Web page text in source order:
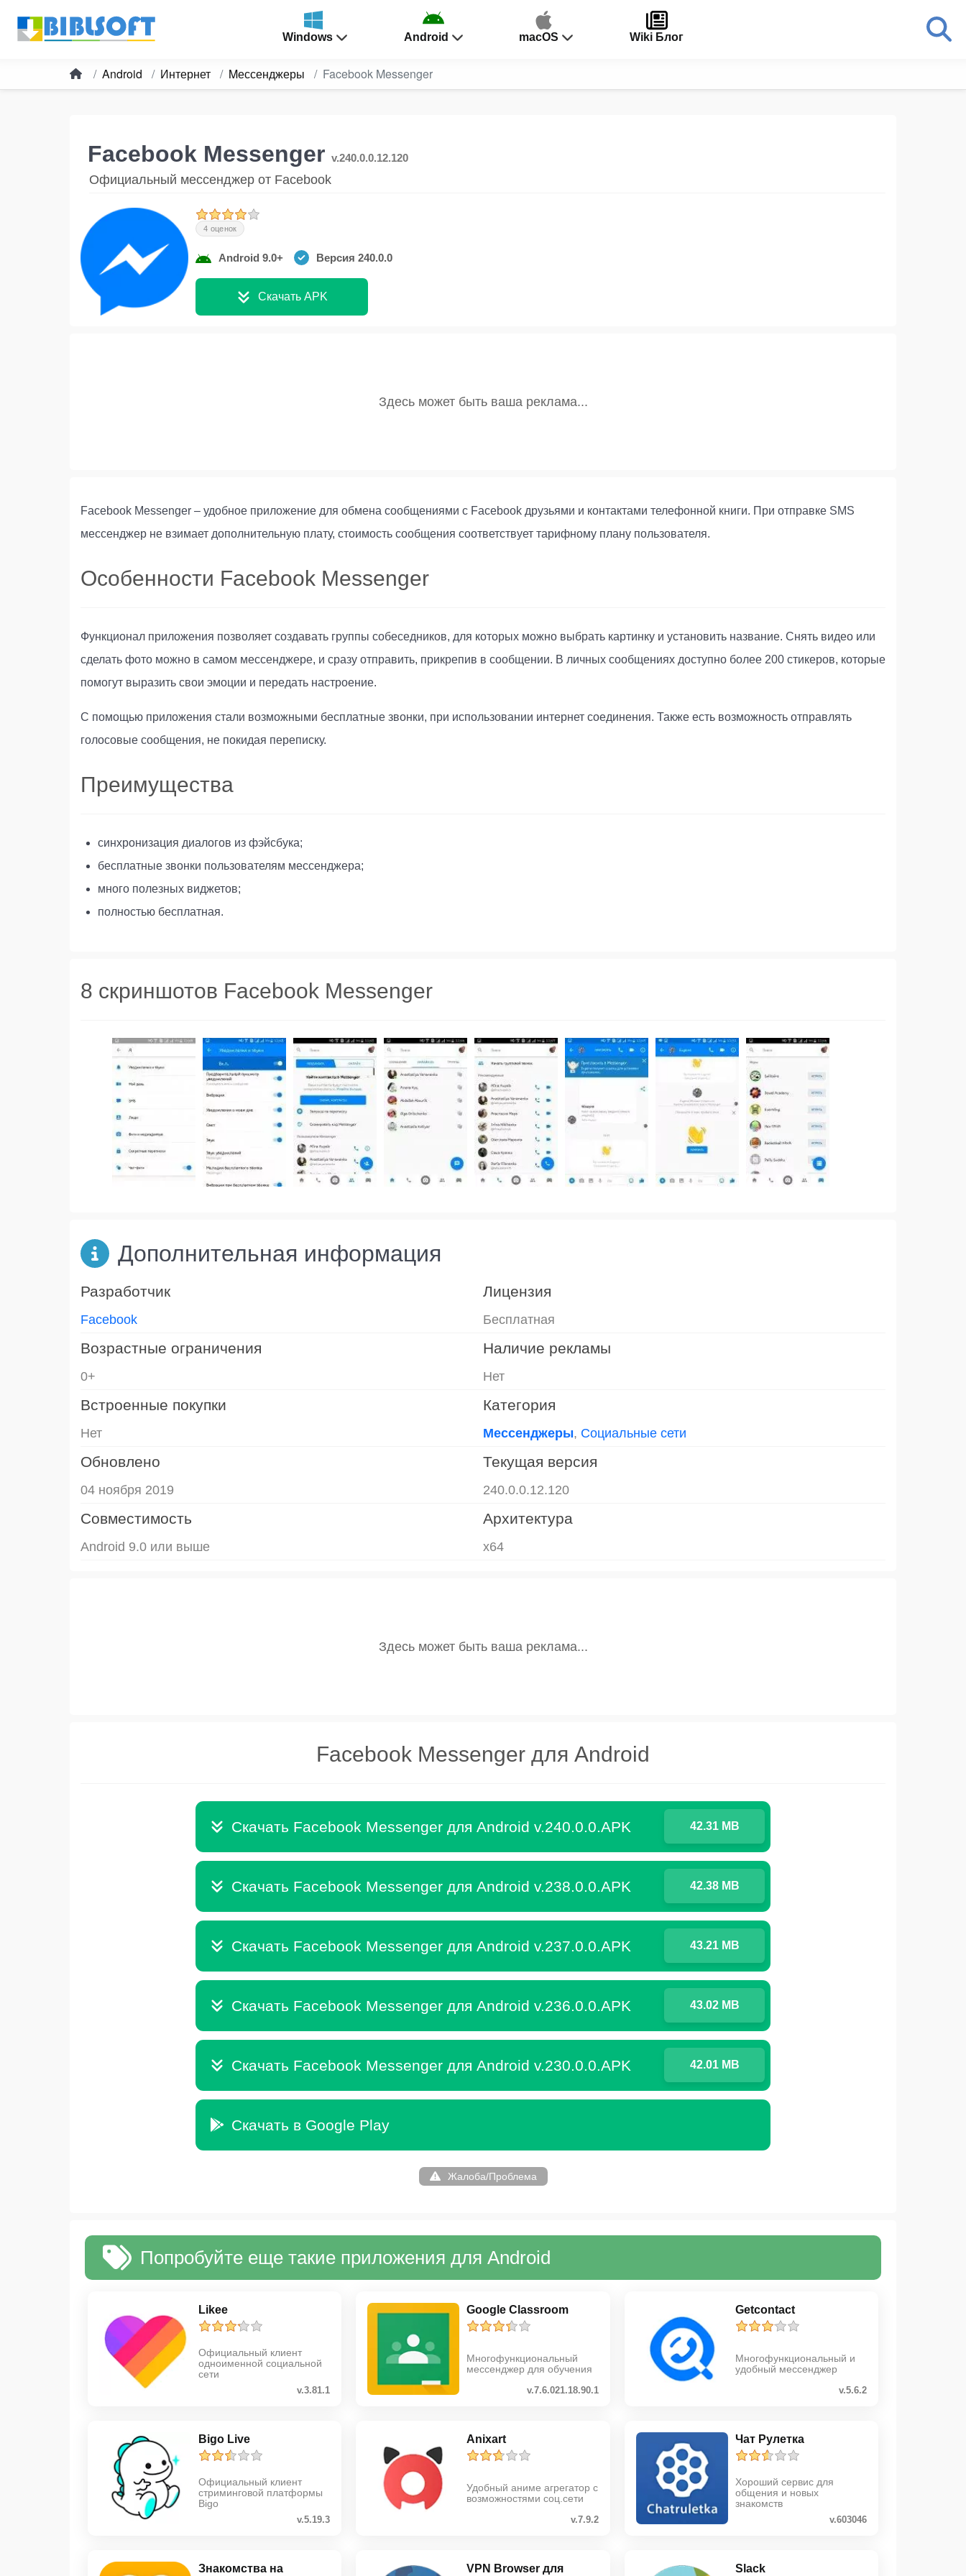
Windows Android macOS Wiki Блог
Android Интернет Mессенджеры Facebook Messenger
Facebook Messenger v.240.0.0.12.120
Официальный мессенджер от Facebook
4 оценок
Android 9.0+ Версия 240.0.0
Скачать APK
Facebook Messenger – удобное приложение для обмена сообщениями с Facebook друзьями и контактами телефонной книги. При отправке SMS
мессенджер не взимает дополнительную плату, стоимость сообщения соответствует тарифному плану пользователя.
Особенности Facebook Messenger
Функционал приложения позволяет создавать группы собеседников, для которых можно выбрать картинку и установить название. Снять видео или
сделать фото можно в самом мессенджере, и сразу отправить, прикрепив в сообщении. В личных сообщениях доступно более 200 стикеров, которые
помогут выразить свои эмоции и передать настроение.
С помощью приложения стали возможными бесплатные звонки, при использовании интернет соединения. Также есть возможность отправлять
голосовые сообщения, не покидая переписку.
Преимущества
синхронизация диалогов из фэйсбука;
бесплатные звонки пользователям мессенджера;
много полезных виджетов;
полностью бесплатная.
8 скриншотов Facebook Messenger
Дополнительная информация
Разработчик
Facebook
Лицензия
Бесплатная
Возрастные ограничения
0+
Наличие рекламы
Нет
Встроенные покупки
Нет
Категория
Mессенджеры, Социальные сети
Обновлено
04 ноября 2019
Текущая версия
240.0.0.12.120
Совместимость
Android 9.0 или выше
Архитектура
x64
Facebook Messenger для Android
Скачать Facebook Messenger для Android v.240.0.0.APK 42.31 MB
Скачать Facebook Messenger для Android v.238.0.0.APK 42.38 MB
Скачать Facebook Messenger для Android v.237.0.0.APK 43.21 MB
Скачать Facebook Messenger для Android v.236.0.0.APK 43.02 MB
Скачать Facebook Messenger для Android v.230.0.0.APK 42.01 MB
Скачать в Google Play
Жалоба/Проблема
Попробуйте еще такие приложения для Android
Likee
Официальный клиент
одноименной социальной
сети
v.3.81.1
Google Classroom
Многофункциональный
мессенджер для обучения
v.7.6.021.18.90.1
Getcontact
Многофункциональный и
удобный мессенджер
v.5.6.2
Bigo Live
Официальный клиент
стриминговой платформы
Bigo
v.5.19.3
Anixart
Удобный аниме агрегатор с
возможностями соц.сети
v.7.9.2
Чат Рулетка
Хороший сервис для
общения и новых
знакомств
v.603046
Знакомства на
VPN Browser для
Slack